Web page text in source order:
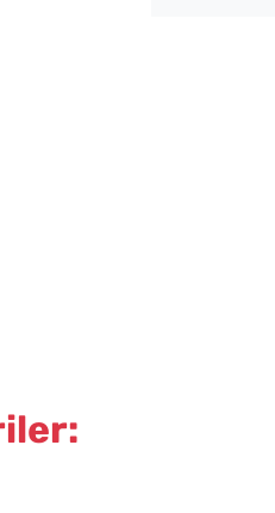
Tavada Kolay Patatesli